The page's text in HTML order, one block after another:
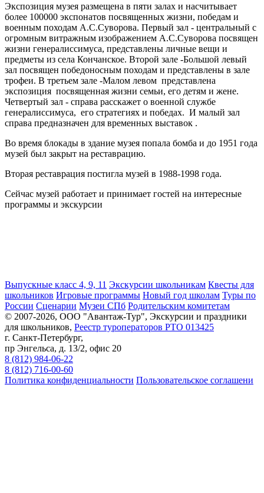
Экспозиция музея размещена в пяти залах и насчитывает
более 100000 экспонатов посвященных жизни, победам и
военным походам А.С.Суворова. Первый зал - центральный с
огромным витражным изображением А.С.Суворова посвящен
жизни генералиссимуса, представлены личные вещи и
предметы из села Кончанское. Второй зале -Большой левый
зал посвящен победоносным походам и представлены в зале
трофеи. В третьем зале -Малом левом представлена
экспозиция посвященная жизни семьи, его детям и жене.
Четвертый зал - справа расскажет о военной службе
генералиссимуса, его стратегиях и победах. И малый зал
справа предназначен для временных выставок .
Во время блокады в здание музея попала бомба и до 1951 года
музей был закрыт на реставрацию.
Вторая реставрация постигла музей в 1988-1998 года.
Сейчас музей работает и принимает гостей на интересные
программы и экскурсии
Выпускные класс 4, 9, 11 Экскурсии школьникам Квесты для
школьников Игровые программы Новый год школам Туры по
России Сценарии Музеи СПб Родительским комитетам
© 2007-2026, ООО "Авантаж-Тур", Экскурсии и праздники
для школьников, Реестр туроператоров РТО 013425
г. Санкт-Петербург,
пр Энгельса, д. 13/2, офис 20
8 (812) 984-06-22
8 (812) 716-00-60
Политика конфиденциальности Пользовательское соглашени